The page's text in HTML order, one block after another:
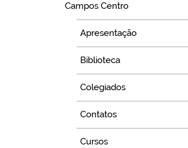
Campos Centro
Apresentação
Biblioteca
Colegiados
Contatos
Cursos